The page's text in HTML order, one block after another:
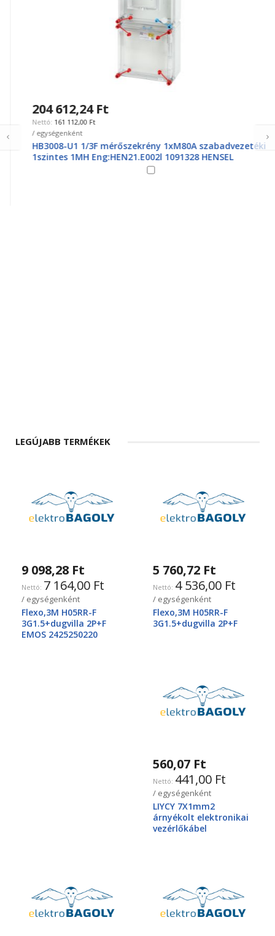
204 612,24 Ft
161 112,00 Ft
/ egységenként
HB3008-U1 1/3F mérőszekrény 1xM80A szabadvezetéki
1szintes 1MH Eng:HEN21.E002l 1091328 HENSEL
LEGÚJABB TERMÉKEK
9 098,28 Ft
7 164,00 Ft
/ egységenként
Flexo,3M H05RR-F
3G1.5+dugvilla 2P+F
EMOS 2425250220
5 760,72 Ft
4 536,00 Ft
/ egységenként
Flexo,3M H05RR-F
3G1.5+dugvilla 2P+F
560,07 Ft
441,00 Ft
/ egységenként
LIYCY 7X1mm2
árnyékolt elektronikai
vezérlőkábel